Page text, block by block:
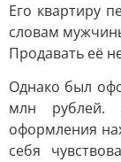
Его квартиру
словам
Продавать её
Однако был
млн рублей.
оформления
себя